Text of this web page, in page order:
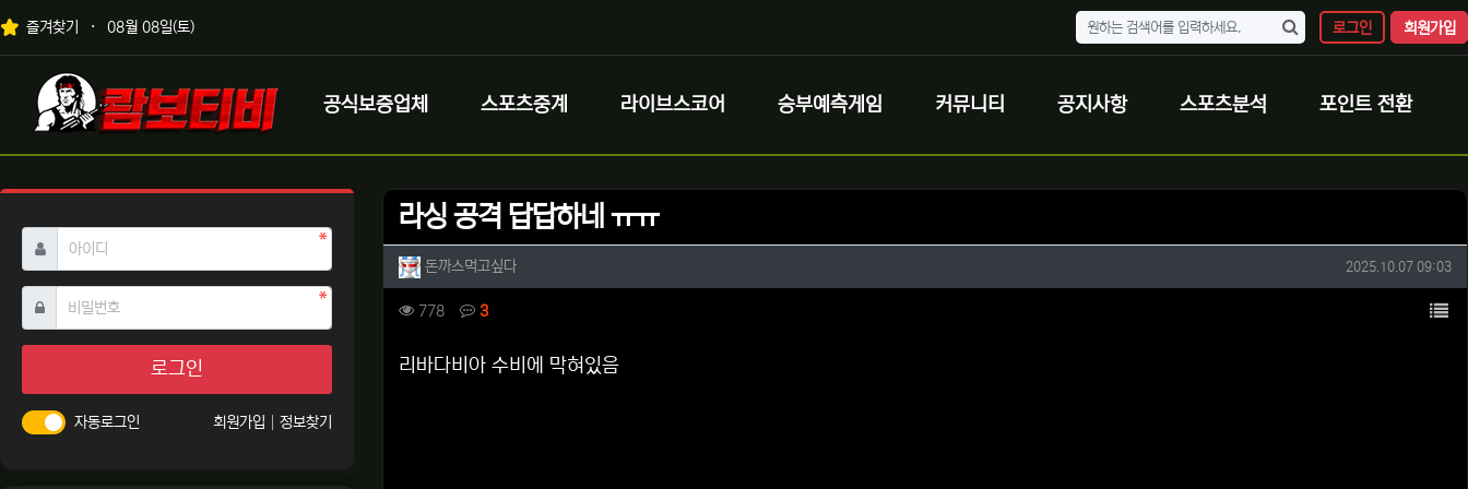
상단 네비
즐겨찾기 08월 08일(토) 로그인 회원가입
메인 메뉴
로고
공식보증업체 스포츠중계 라이브스코어 승부예측게임 커뮤니티 공지사항 스포츠분석 포인트 전환
라싱 공격 답답하네 ㅠㅠ
작성자 정보
돈까스먹고싶다작성 작성일
2025.10.07 09:03
컨텐츠 정보
778조회 3댓글 목
본문
리바다비아 수비에 막혀있음
아이디 필수
비밀번호필수
로그인
자동로그인 회원가입 정보찾기